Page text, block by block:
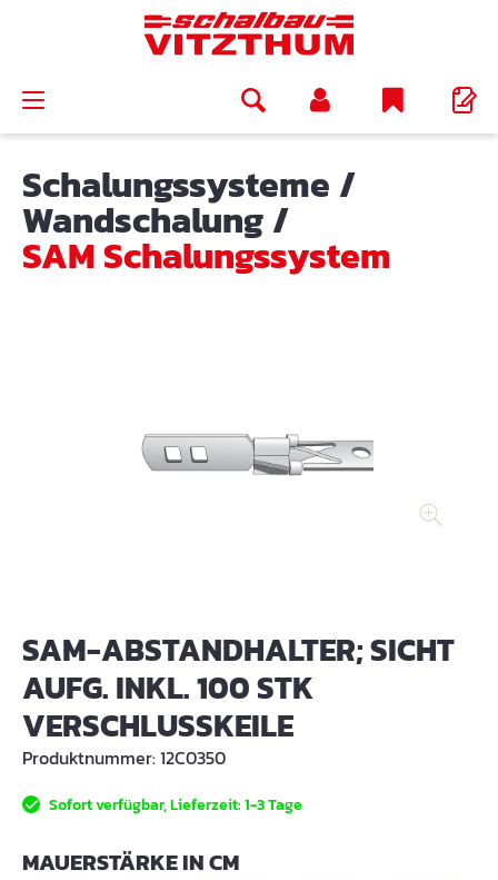
Schalungssysteme /
Wandschalung/
SAM Schalungssystem
SAM-ABSTANDHALTER; SICHT
AUFG. INKL. 100 STK
VERSCHLUSSKEILE
Produktnummer:12C0350
Sofort verfügbar, Lieferzeit: 1-3 Tage
MAUERSTÄRKE IN CMAUSWÄHLEN